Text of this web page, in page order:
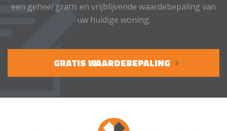
een geheel gratis en vrijblijvende waardebepaling van
uw huidige woning.
GRATIS WAARDEBEPALING